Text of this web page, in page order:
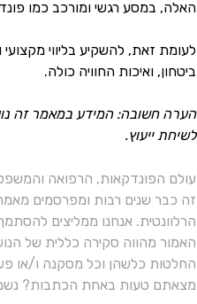
האלה, במסע רגשי ומורכב כמו
לעומת זאת, להשקיע בליווי
ביטחון, ואיכות החוויה כולה.
הערה חשובה: המידע במאמר זה
לשיחת ייעוץ.
עולם הפונדקאות, הרפואה
זה כבר שנים רבות ומפרסמים
הרלוונטית. אנחנו ממליצים
האמור מהווה סקירה כללית של
החלטות כלשהן וכל מסקנה ו/או
מצאתם טעות באחת הכתבות?